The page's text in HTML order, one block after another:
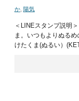
か, 陽気
＜LINEスタンプ説明
ま。いつもよりぬる
けたくま(ぬるい）